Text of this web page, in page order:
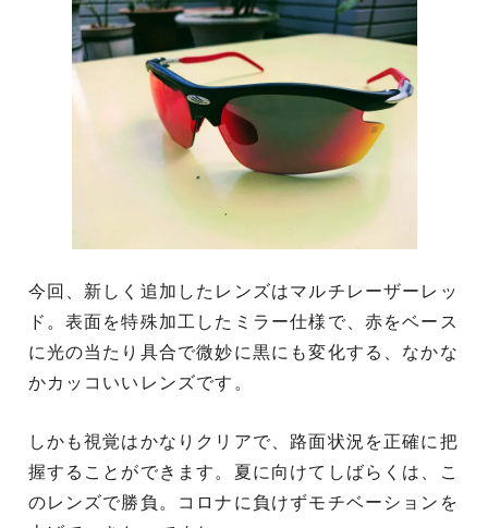
今回、新しく追加したレンズはマルチレーザーレッ
ド。表面を特殊加工したミラー仕様で、赤をベース
に光の当たり具合で微妙に黒にも変化する、なかな
かカッコいいレンズです。
しかも視覚はかなりクリアで、路面状況を正確に把
握することができます。夏に向けてしばらくは、こ
のレンズで勝負。コロナに負けずモチベーションを